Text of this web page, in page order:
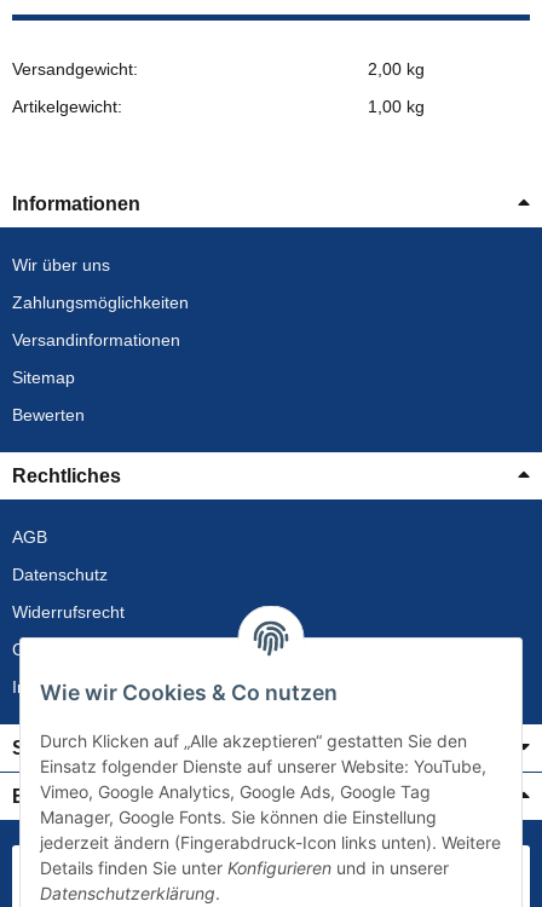
Versandgewicht:
2,00 kg
Artikelgewicht:
1,00 kg
Informationen
Wir über uns
Zahlungsmöglichkeiten
Versandinformationen
Sitemap
Bewerten
Rechtliches
AGB
Datenschutz
Widerrufsrecht
Gewährleistung
Impressum
Service
Bezahlung & Versand
Wie wir Cookies & Co nutzen
Durch Klicken auf „Alle akzeptieren“ gestatten Sie den
Einsatz folgender Dienste auf unserer Website: YouTube,
Vimeo, Google Analytics, Google Ads, Google Tag
Manager, Google Fonts. Sie können die Einstellung
jederzeit ändern (Fingerabdruck-Icon links unten). Weitere
Details finden Sie unter Konfigurieren und in unserer
Datenschutzerklärung.